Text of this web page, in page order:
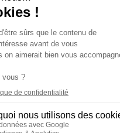
nous-Mentions légales-CGV